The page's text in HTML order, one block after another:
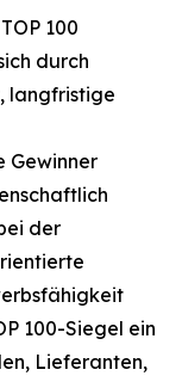
100
durch
langfristige
Gewinner
der
100-Siegel ein
Lieferanten,